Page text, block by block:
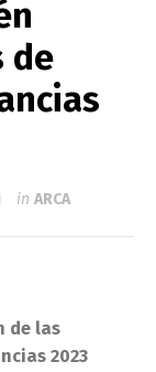
de
in ARCA
de las
2023